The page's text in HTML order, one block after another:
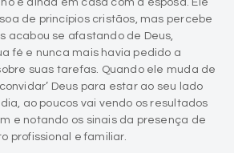
de princípios cristãos, mas percebe
acabou se afastando de Deus,
fé e nunca mais havia pedido a
suas tarefas. Quando ele muda de
Deus para estar ao seu lado
ao poucos vai vendo os resultados
e notando os sinais da presença de
profissional e familiar.